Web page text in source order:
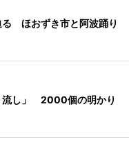
る ほおずき市と阿波踊り
流し」 2000個の明かり